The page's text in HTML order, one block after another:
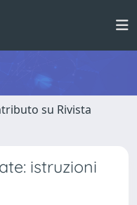
su Rivista
istruzioni